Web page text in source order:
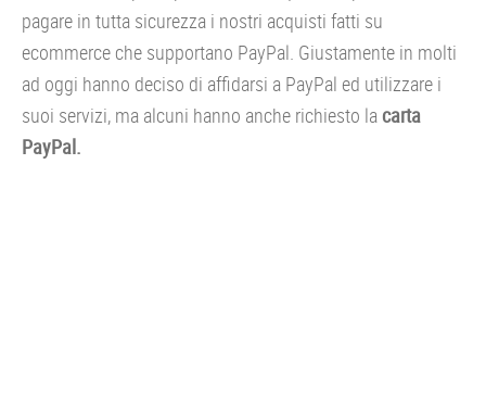
pagare in tutta sicurezza i nostri acquisti fatti su
ecommerce che supportano PayPal. Giustamente in molti
ad oggi hanno deciso di affidarsi a PayPal ed utilizzare i
suoi servizi, ma alcuni hanno anche richiesto la carta
PayPal.